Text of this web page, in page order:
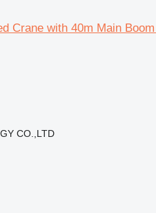
Crane with 40m Main
CO.,LTD